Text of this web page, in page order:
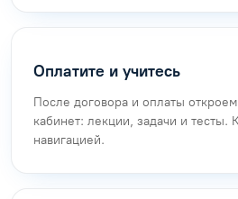
Оплатите и учитесь
После договора и оплаты
кабинет: лекции, задачи и тесты.
навигацией.